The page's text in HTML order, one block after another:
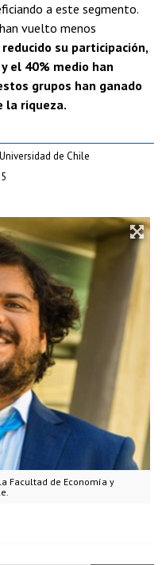
Facultad de Economía y
a este segmento.
vuelto menos
su participación,
el 40% medio han
grupos han ganado
la riqueza.
de Chile